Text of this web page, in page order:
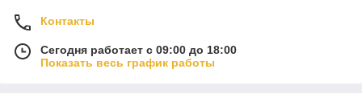
Контакты
Сегодня работает с 09:00 до 18:00
Показать весь график работы